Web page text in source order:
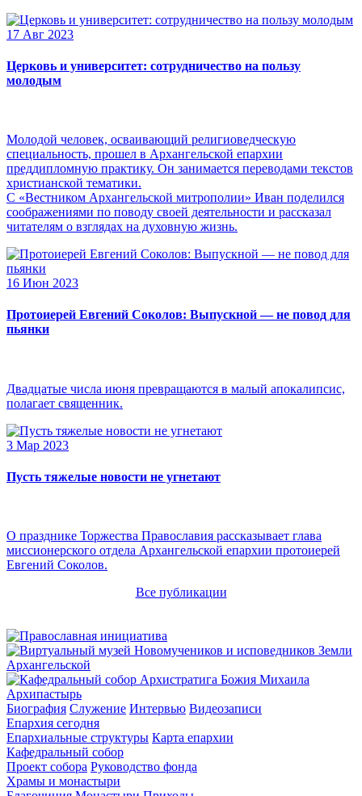
17 Авг 2023
Церковь и университет: сотрудничество на пользу
молодым
Молодой человек, осваивающий религиоведческую
специальность, прошел в Архангельской епархии
преддипломную практику. Он занимается переводами текстов
христианской тематики.
С «Вестником Архангельской митрополии» Иван поделился
соображениями по поводу своей деятельности и рассказал
читателям о взглядах на духовную жизнь.
16 Июн 2023
Протоиерей Евгений Соколов: Выпускной — не повод для
пьянки
Двадцатые числа июня превращаются в малый апокалипсис,
полагает священник.
3 Мар 2023
Пусть тяжелые новости не угнетают
О празднике Торжества Православия рассказывает глава
миссионерского отдела Архангельской епархии протоиерей
Евгений Соколов.
Все публикации
Архипастырь
Биография Служение Интервью Видеозаписи
Епархия сегодня
Епархиальные структуры Карта епархии
Кафедральный собор
Проект собора Руководство фонда
Храмы и монастыри